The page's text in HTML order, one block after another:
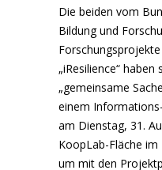
Die beiden vom
Bildung und
„iResilience“
„gemeinsame
einem
am Dienstag, 31.
KoopLab-Fläche
um mit den